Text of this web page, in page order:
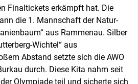
Finaltickets erkämpft hat. Die
die 1. Mannschaft der Natur-
aus Rammenau. Silber
Wichtel“ aus
Abstand setzte sich die AWO
durch. Diese Kita nahm seit
Olympiade teil und sicherte sich